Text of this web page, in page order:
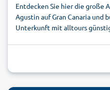
Entdecken Sie hier die große
Agustin auf Gran Canaria und
Unterkunft mit alltours